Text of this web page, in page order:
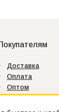
Доставка
Оплата
Оптом
Как купить
Контакты